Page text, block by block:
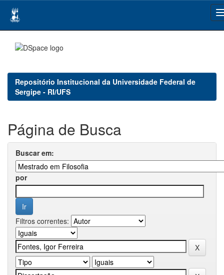
navigation
Repositório Institucional da Universidade Federal de
Sergipe - RI/UFS
Página de Busca
Buscar em:
por
Filtros correntes: